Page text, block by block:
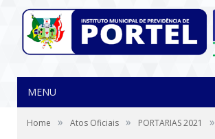
MENU
Home » Atos Oficiais » PORTARIAS 2021 »